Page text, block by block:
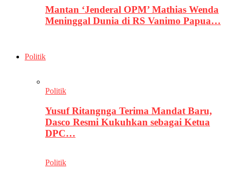
Mantan ‘Jenderal OPM’ Mathias Wenda
Meninggal Dunia di RS Vanimo Papua…
Politik
Politik
Yusuf Ritangnga Terima Mandat Baru,
Dasco Resmi Kukuhkan sebagai Ketua
DPC…
Politik